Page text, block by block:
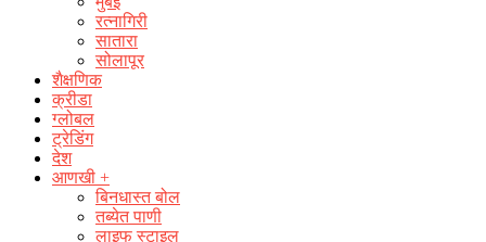
रत्नागिरी
सातारा
सोलापूर
शैक्षणिक
क्रीडा
ग्लोबल
ट्रेडिंग
देश
आणखी +
बिनधास्त बोल
तब्येत पाणी
लाइफ स्टाइल